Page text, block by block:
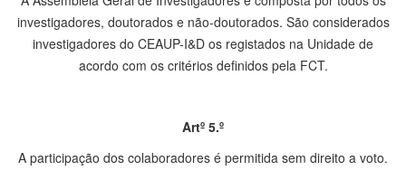
investigadores, doutorados e não-doutorados. São considerados
investigadores do CEAUP-I&D os registados na Unidade de
acordo com os critérios definidos pela FCT.
Artº 5.º
A participação dos colaboradores é permitida sem direito a voto.